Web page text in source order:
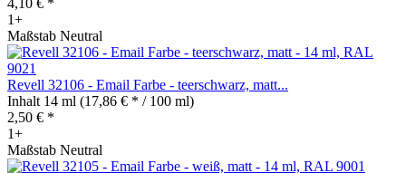
1+
Maßstab Neutral
Revell 32106 - Email Farbe - teerschwarz, matt...
Inhalt 14 ml (17,86 € * / 100 ml)
2,50 € *
1+
Maßstab Neutral